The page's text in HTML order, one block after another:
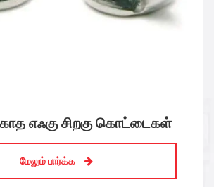
எஃகு போல்ட் மற்றும்
கொட்டைகள்
மேலும் பார்க்க